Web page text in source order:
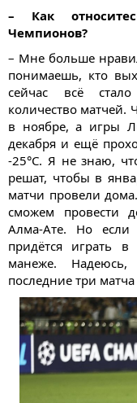
– Как
Чемпионов?
– Мне больше
понимаешь, кто
сейчас всё
количество матчей.
в ноябре, а игры
декабря и ещё
-25°С. Я не знаю,
решат, чтобы в
матчи провели
сможем провести
Алма-Ате. Но
придётся играть
манеже. Надеюсь,
последние три